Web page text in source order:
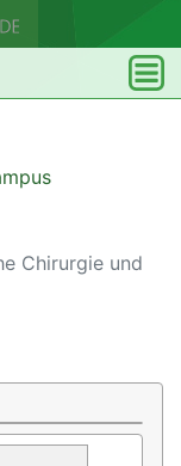
Chirurgie und